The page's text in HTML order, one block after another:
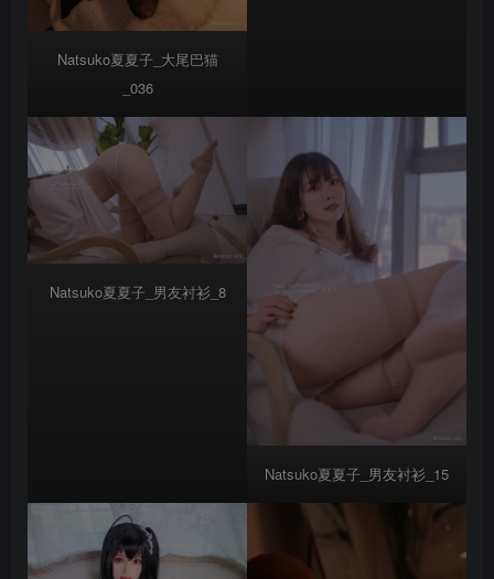
Natsuko夏夏子_大尾巴猫
_036
Natsuko夏夏子_男友衬衫_8
Natsuko夏夏子_男友衬衫_15